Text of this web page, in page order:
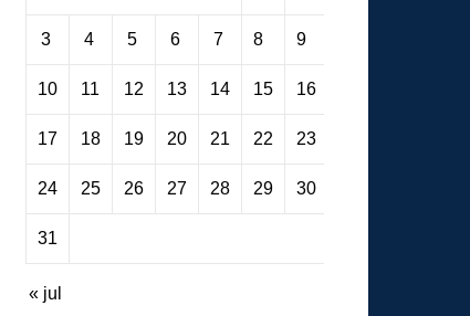
3 4 5 6 7 8 9
10 11 12 13 14 15 16
17 18 19 20 21 22 23
24 25 26 27 28 29 30
31
« jul